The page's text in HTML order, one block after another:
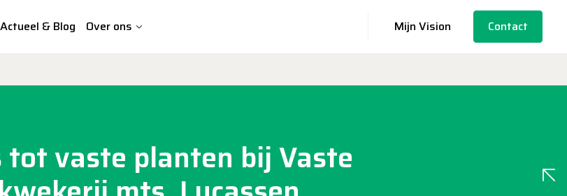
Actueel & Blog Over ons Mijn Vision Contact
tot vaste planten bij Vaste